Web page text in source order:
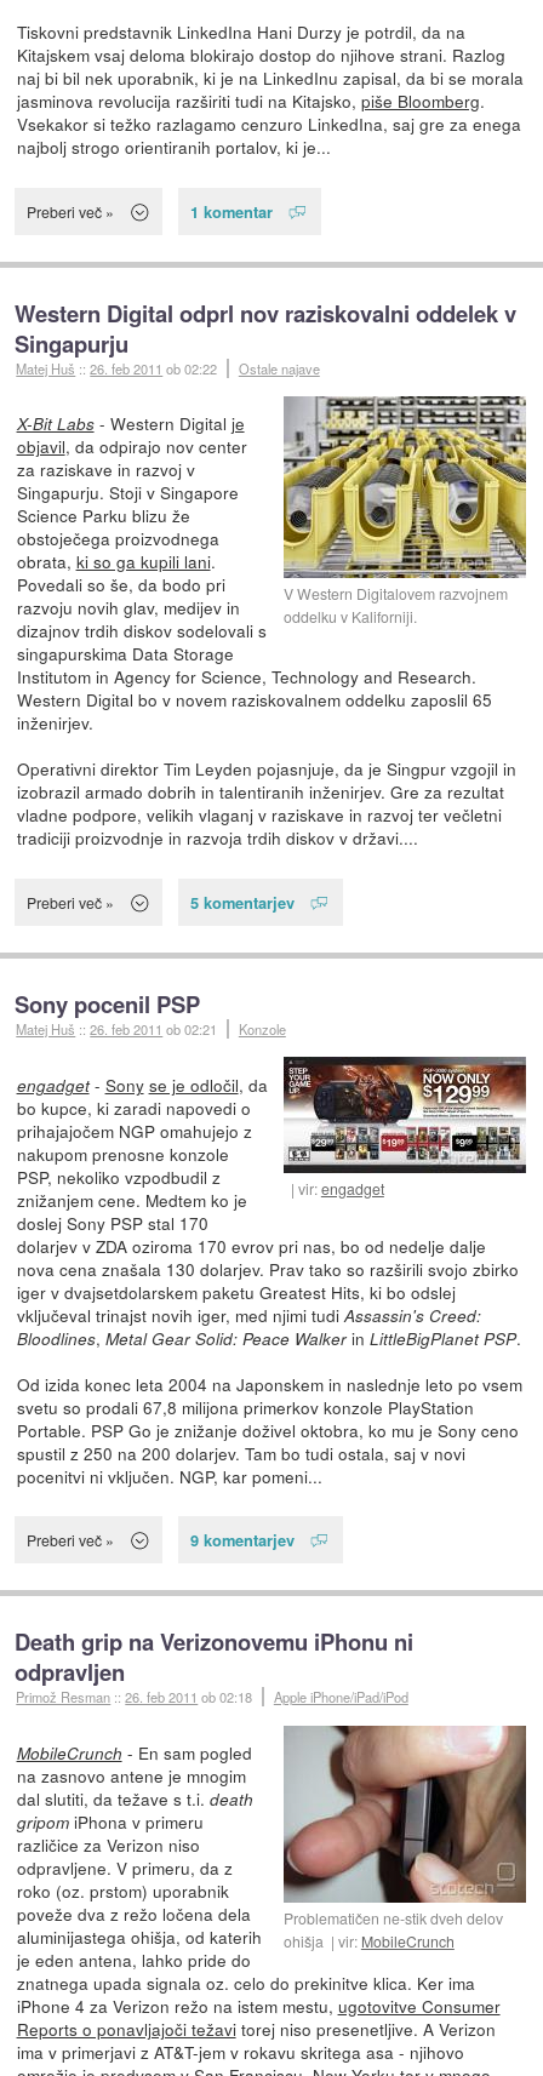
Tiskovni predstavnik LinkedIna Hani Durzy je potrdil, da na
Kitajskem vsaj deloma blokirajo dostop do njihove strani. Razlog
naj bi bil nek uporabnik, ki je na LinkedInu zapisal, da bi se morala
jasminova revolucija razširiti tudi na Kitajsko, piše Bloomberg.
Vsekakor si težko razlagamo cenzuro LinkedIna, saj gre za enega
najbolj strogo orientiranih portalov, ki je...
Preberi več » 1 komentar
Western Digital odprl nov raziskovalni oddelek v
Singapurju
Matej Huš ::26. feb 2011 ob 02:22 Ostale najave
V Western Digitalovem razvojnem
oddelku v Kaliforniji.
X-Bit Labs- Western Digital je
objavil, da odpirajo nov center
za raziskave in razvoj v
Singapurju. Stoji v Singapore
Science Parku blizu že
obstoječega proizvodnega
obrata, ki so ga kupili lani.
Povedali so še, da bodo pri
razvoju novih glav, medijev in
dizajnov trdih diskov sodelovali s
singapurskima Data Storage
Institutom in Agency for Science, Technology and Research.
Western Digital bo v novem raziskovalnem oddelku zaposlil 65
inženirjev.
Operativni direktor Tim Leyden pojasnjuje, da je Singpur vzgojil in
izobrazil armado dobrih in talentiranih inženirjev. Gre za rezultat
vladne podpore, velikih vlaganj v raziskave in razvoj ter večletni
tradiciji proizvodnje in razvoja trdih diskov v državi....
Preberi več » 5 komentarjev
Sony pocenil PSP
Matej Huš ::26. feb 2011 ob 02:21 Konzole
vir:engadget
engadget- Sony se je odločil, da
bo kupce, ki zaradi napovedi o
prihajajočem NGP omahujejo z
nakupom prenosne konzole
PSP, nekoliko vzpodbudil z
znižanjem cene. Medtem ko je
doslej Sony PSP stal 170
dolarjev v ZDA oziroma 170 evrov pri nas, bo od nedelje dalje
nova cena znašala 130 dolarjev. Prav tako so razširili svojo zbirko
iger v dvajsetdolarskem paketu Greatest Hits, ki bo odslej
vključeval trinajst novih iger, med njimi tudi Assassin's Creed:
Bloodlines, Metal Gear Solid: Peace Walkerin LittleBigPlanet PSP.
Od izida konec leta 2004 na Japonskem in naslednje leto po vsem
svetu so prodali 67,8 milijona primerkov konzole PlayStation
Portable. PSP Go je znižanje doživel oktobra, ko mu je Sony ceno
spustil z 250 na 200 dolarjev. Tam bo tudi ostala, saj v novi
pocenitvi ni vključen. NGP, kar pomeni...
Preberi več » 9 komentarjev
Death grip na Verizonovemu iPhonu ni
odpravljen
Primož Resman ::26. feb 2011 ob 02:18 Apple iPhone/iPad/iPod
Problematičen ne-stik dveh delov
ohišja
vir: MobileCrunch
MobileCrunch - En sam pogled
na zasnovo antene je mnogim
dal slutiti, da težave s t.i. death
gripomiPhona v primeru
različice za Verizon niso
odpravljene. V primeru, da z
roko (oz. prstom) uporabnik
poveže dva z režo ločena dela
aluminijastega ohišja, od katerih
je eden antena, lahko pride do
znatnega upada signala oz. celo do prekinitve klica. Ker ima
iPhone 4 za Verizon režo na istem mestu, ugotovitve Consumer
Reports o ponavljajoči težavitorej niso presenetljive. A Verizon
ima v primerjavi z AT&T-jem v rokavu skritega asa - njihovo